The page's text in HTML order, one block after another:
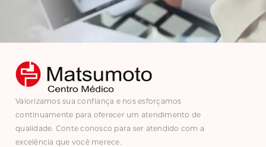
Valorizamos sua confiança e nos esforçamos
continuamente para oferecer um atendimento de
qualidade. Conte conosco para ser atendido com a
excelência que você merece.